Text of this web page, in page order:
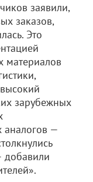
заявили,
заказов,
Это
материалов
зарубежных
аналогов —
добавили